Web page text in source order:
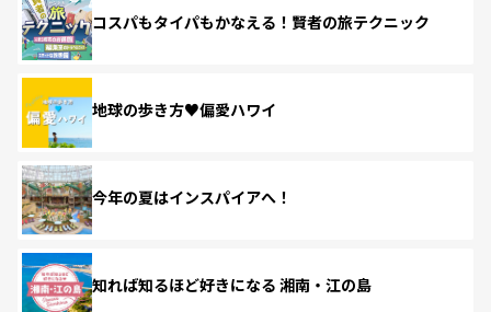
コスパもタイパもかなえる！賢者の旅テクニック
地球の歩き方♥偏愛ハワイ
今年の夏はインスパイアへ！
知れば知るほど好きになる 湘南・江の島